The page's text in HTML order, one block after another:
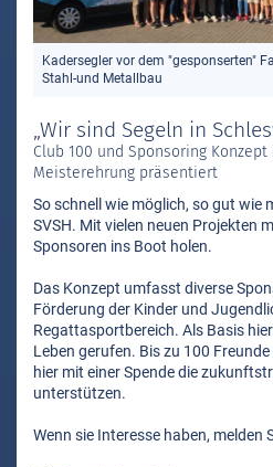
Kadersegler vor dem "gesponserten"
Stahl-und Metallbau
„Wir sind Segeln in
Club 100 und Sponsoring
Meisterehrung präsentiert
So schnell wie möglich, so gut wie
SVSH. Mit vielen neuen Projekten
Sponsoren ins Boot holen.
Das Konzept umfasst diverse
Förderung der Kinder und
Regattasportbereich. Als Basis
Leben gerufen. Bis zu 100
hier mit einer Spende die
unterstützen.
Wenn sie Interesse haben, melden